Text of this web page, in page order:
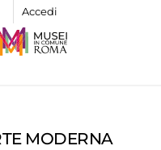
Accedi
MODERNA